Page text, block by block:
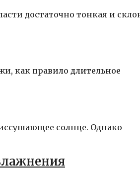
достаточно тонкая и
как правило длительное
солнце. Однако